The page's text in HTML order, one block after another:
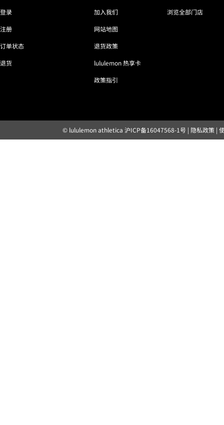
登录
注册
订单状态
退货
加入我们
网站地图
退货政策
lululemon 热享卡
政策指引
浏览全部门店
© lululemon athletica 沪ICP备16047568-1号 | 隐私政策|